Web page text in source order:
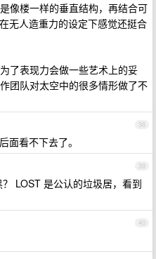
像楼一样的垂直结构，再结合可
无人造重力的设定下感觉还挺合
了表现力会做一些艺术上的妥
团队对太空中的很多情形做了不
38
面看不下去了。
39
LOST 是公认的垃圾居，看到
40